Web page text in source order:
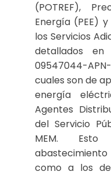
(POTREF),
Energía (PEE)
los Servicios
detallados
09547044-
cuales son de
energía
Agentes
del Servicio
MEM.
como a los